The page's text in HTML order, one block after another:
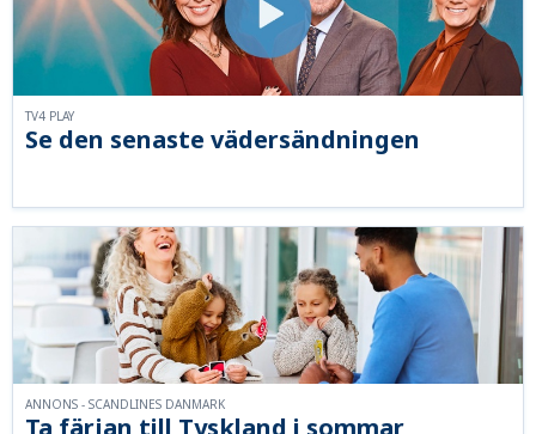
Se den senaste vädersändningen
TV4 PLAY
ANNONS - SCANDLINES DANMARK